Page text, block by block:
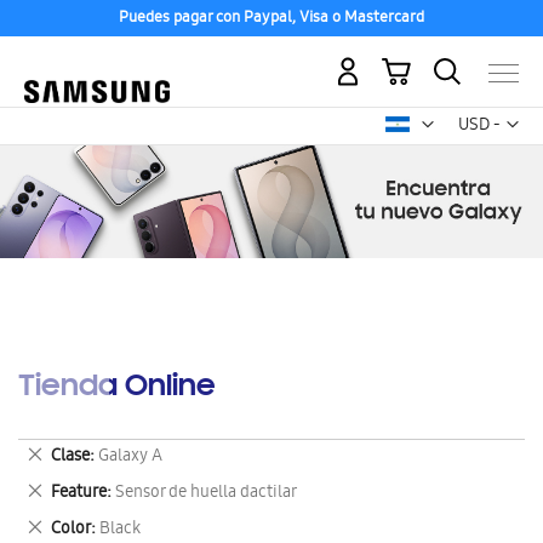
Puedes pagar con Paypal, Visa o Mastercard
USD -
dólar
Mi carrito
Tienda Online
Clase Galaxy A
Eliminar
este
artículo
Feature Sensor de huella dactilar
Eliminar
este
Color Black
Eliminar